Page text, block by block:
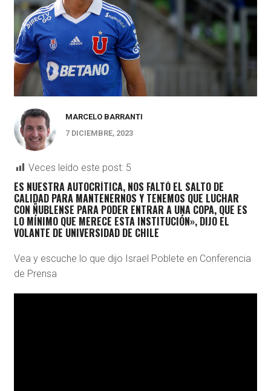
MARCELO BARRANTI
7 DICIEMBRE, 2023
Veces leído este post: 5
ES NUESTRA AUTOCRÍTICA, NOS FALTÓ EL SALTO DE
CALIDAD PARA MANTENERNOS Y TENEMOS QUE LUCHAR
CON ÑUBLENSE PARA PODER ENTRAR A UNA COPA, QUE ES
LO MÍNIMO QUE MERECE ESTA INSTITUCIÓN», DIJO EL
VOLANTE DE UNIVERSIDAD DE CHILE
Vea y escuche lo que dijo Israel Poblete en Conferencia
de Prensa